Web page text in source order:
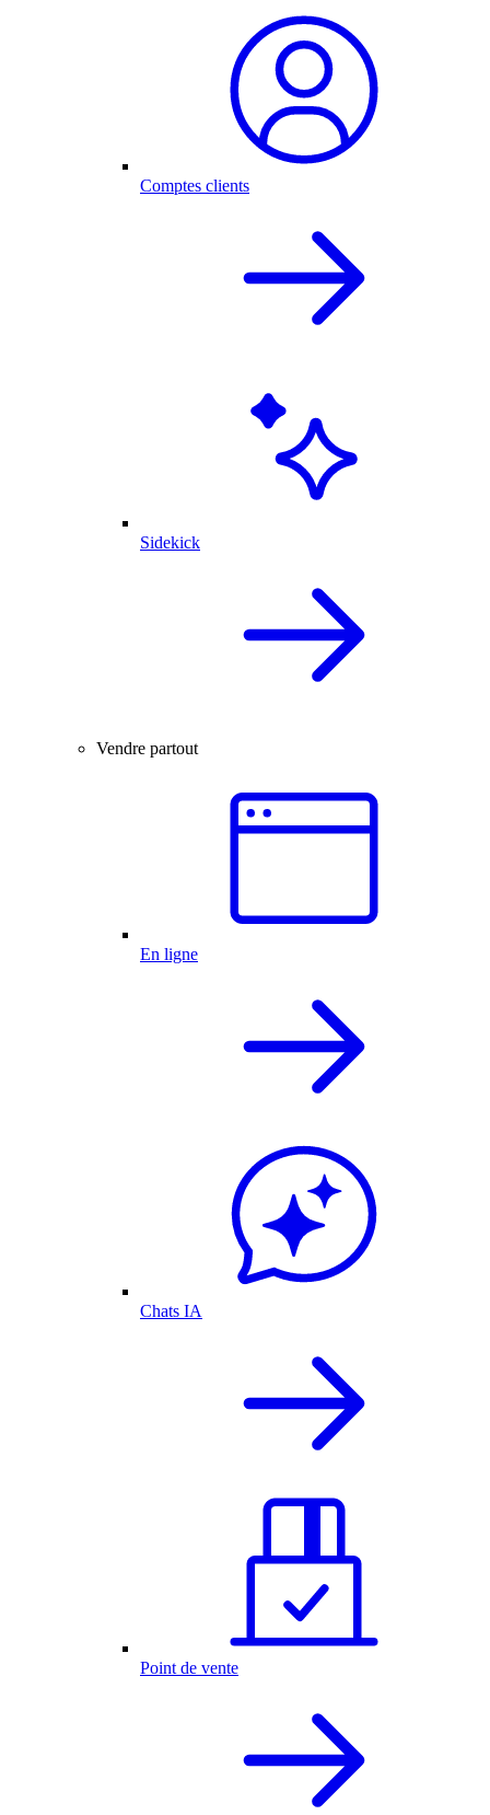
Comptes clients
Sidekick
Vendre partout
En ligne
Chats IA
Point de vente